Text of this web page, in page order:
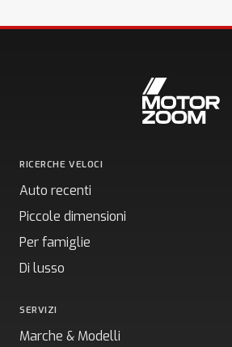
RICERCHE VELOCI
Auto recenti
Piccole dimensioni
Per famiglie
Di lusso
SERVIZI
Marche & Modelli